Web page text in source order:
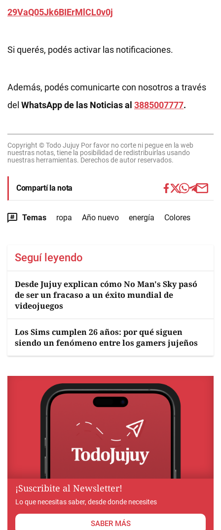
29VaQ05Jk6BIErMlCL0v0j
Si querés, podés activar las notificaciones.
Además, podés comunicarte con nosotros a través
del WhatsApp de las Noticias al 3885007777.
Copyright © Todo Jujuy Por favor no corte ni pegue en la web
nuestras notas, tiene la posibilidad de redistribuirlas usando
nuestras herramientas. Derechos de autor reservados.
Compartí la nota
Temas ropa Año nuevo energía Colores
Seguí leyendo
Desde Jujuy explican cómo No Man's Sky pasó
de ser un fracaso a un éxito mundial de
videojuegos
Los Sims cumplen 26 años: por qué siguen
siendo un fenómeno entre los gamers jujeños
¡Suscribite al Newsletter!
Lo que necesitas saber, desde donde necesites
SABER MÁS